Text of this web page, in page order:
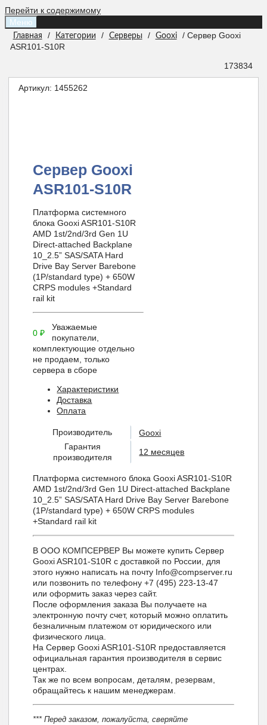
Перейти к содержимому
Меню
Главная / Категории / Серверы / Gooxi
/ Сервер Gooxi
ASR101-S10R
173834
Артикул: 1455262
Сервер Gooxi
ASR101-S10R
Платформа системного
блока Gooxi ASR101-S10R
AMD 1st/2nd/3rd Gen 1U
Direct-attached Backplane
10_2.5” SAS/SATA Hard
Drive Bay Server Barebone
(1P/standard type) + 650W
CRPS modules +Standard
rail kit
0₽
Уважаемые
покупатели,
комплектующие отдельно
не продаем, только
сервера в сборе
Характеристики
Доставка
Оплата
Производитель
Gooxi
Гарантия
производителя
12 месяцев
Платформа системного блока Gooxi ASR101-S10R
AMD 1st/2nd/3rd Gen 1U Direct-attached Backplane
10_2.5” SAS/SATA Hard Drive Bay Server Barebone
(1P/standard type) + 650W CRPS modules
+Standard rail kit
В ООО КОМПСЕРВЕР Вы можете купить Сервер
Gooxi ASR101-S10R с доставкой по России, для
этого нужно написать на почту Info@compserver.ru
или позвонить по телефону +7 (495) 223-13-47
или оформить заказ через сайт.
После оформления заказа Вы получаете на
электронную почту счет, который можно оплатить
безналичным платежом от юридического или
физического лица.
На Сервер Gooxi ASR101-S10R предоставляется
официальная гарантия производителя в сервис
центрах.
Так же по всем вопросам, деталям, резервам,
обращайтесь к нашим менеджерам.
*** Перед заказом, пожалуйста, сверяйте